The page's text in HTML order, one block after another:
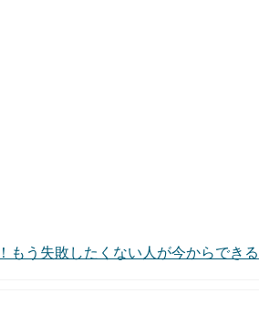
もう失敗したくない人が今からでき